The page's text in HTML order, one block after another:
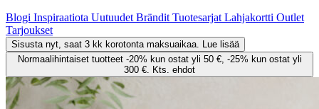
Blogi Inspiraatiota Uutuudet Brändit Tuotesarjat Lahjakortti Outlet
Tarjoukset
Sisusta nyt, saat 3 kk korotonta maksuaikaa. Lue lisää
Normaalihintaiset tuotteet -20% kun ostat yli 50 €, -25% kun ostat yli
300 €. Kts. ehdot